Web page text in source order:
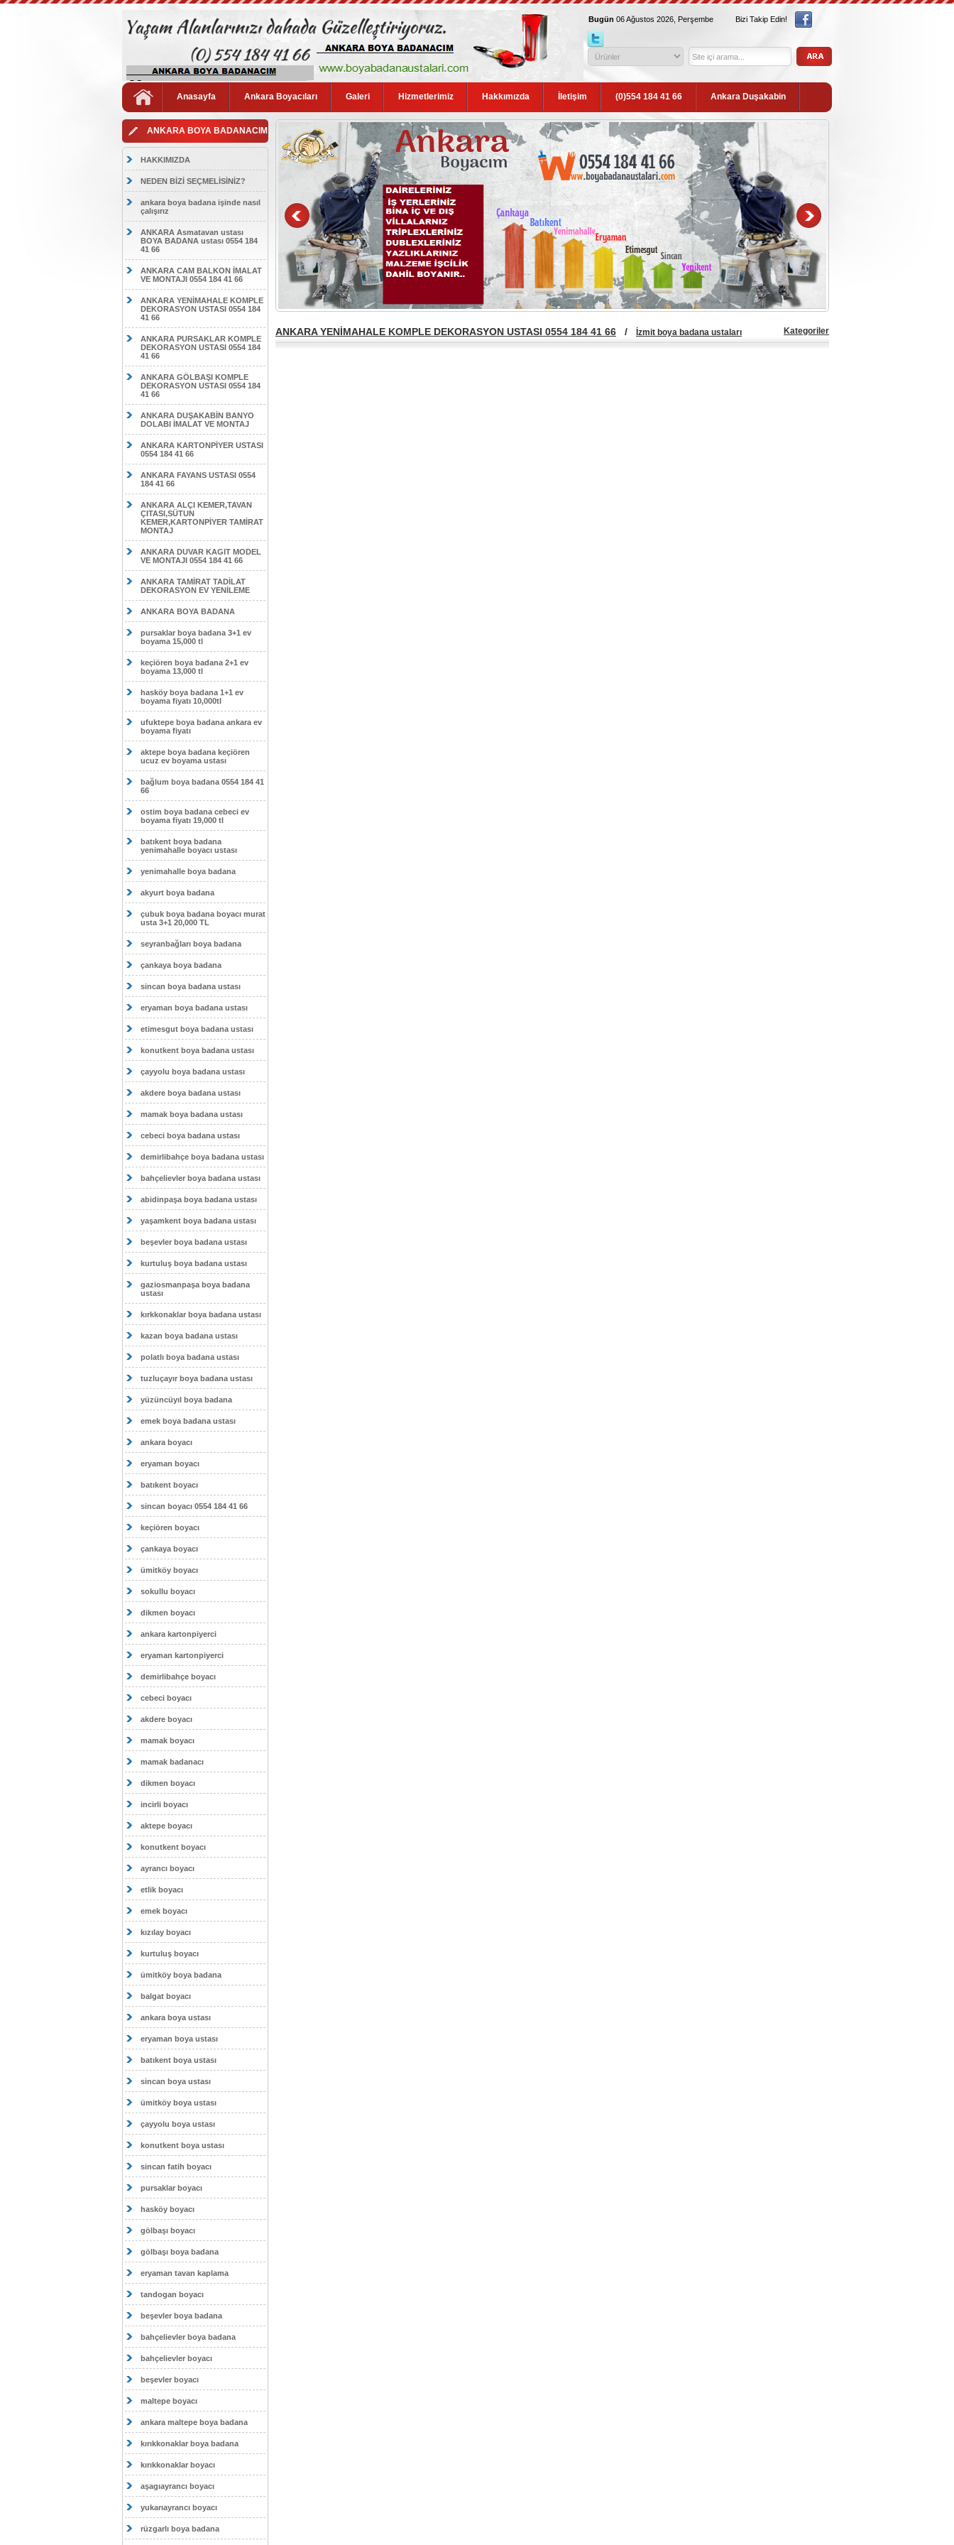
Bugün 06 Ağustos 2026, Perşembe Bizi Takip Edin!
Anasayfa Ankara Boyacıları Galeri Hizmetlerimiz Hakkımızda İletişim (0)554 184 41 66 Ankara Duşakabin
ANKARA BOYA BADANACIM
HAKKIMIZDA
NEDEN BİZİ SEÇMELİSİNİZ?
ankara boya badana işinde nasıl
çalışırız
ANKARA Asmatavan ustası
BOYA BADANA ustası 0554 184
41 66
ANKARA CAM BALKON İMALAT
VE MONTAJI 0554 184 41 66
ANKARA YENİMAHALE KOMPLE
DEKORASYON USTASI 0554 184
41 66
ANKARA PURSAKLAR KOMPLE
DEKORASYON USTASI 0554 184
41 66
ANKARA GÖLBAŞI KOMPLE
DEKORASYON USTASI 0554 184
41 66
ANKARA DUŞAKABİN BANYO
DOLABI İMALAT VE MONTAJ
ANKARA KARTONPİYER USTASI
0554 184 41 66
ANKARA FAYANS USTASI 0554
184 41 66
ANKARA ALÇI KEMER,TAVAN
ÇITASI,SÜTUN
KEMER,KARTONPİYER TAMİRAT
MONTAJ
ANKARA DUVAR KAGIT MODEL
VE MONTAJI 0554 184 41 66
ANKARA TAMİRAT TADİLAT
DEKORASYON EV YENİLEME
ANKARA BOYA BADANA
pursaklar boya badana 3+1 ev
boyama 15,000 tl
keçiören boya badana 2+1 ev
boyama 13,000 tl
hasköy boya badana 1+1 ev
boyama fiyatı 10,000tl
ufuktepe boya badana ankara ev
boyama fiyatı
aktepe boya badana keçiören
ucuz ev boyama ustası
bağlum boya badana 0554 184 41
66
ostim boya badana cebeci ev
boyama fiyatı 19,000 tl
batıkent boya badana
yenimahalle boyacı ustası
yenimahalle boya badana
akyurt boya badana
çubuk boya badana boyacı murat
usta 3+1 20,000 TL
seyranbağları boya badana
çankaya boya badana
sincan boya badana ustası
eryaman boya badana ustası
etimesgut boya badana ustası
konutkent boya badana ustası
çayyolu boya badana ustası
akdere boya badana ustası
mamak boya badana ustası
cebeci boya badana ustası
demirlibahçe boya badana ustası
bahçelievler boya badana ustası
abidinpaşa boya badana ustası
yaşamkent boya badana ustası
beşevler boya badana ustası
kurtuluş boya badana ustası
gaziosmanpaşa boya badana
ustası
kırkkonaklar boya badana ustası
kazan boya badana ustası
polatlı boya badana ustası
tuzluçayır boya badana ustası
yüzüncüyıl boya badana
emek boya badana ustası
ankara boyacı
eryaman boyacı
batıkent boyacı
sincan boyacı 0554 184 41 66
keçiören boyacı
çankaya boyacı
ümitköy boyacı
sokullu boyacı
dikmen boyacı
ankara kartonpiyerci
eryaman kartonpiyerci
demirlibahçe boyacı
cebeci boyacı
akdere boyacı
mamak boyacı
mamak badanacı
dikmen boyacı
incirli boyacı
aktepe boyacı
konutkent boyacı
ayrancı boyacı
etlik boyacı
emek boyacı
kızılay boyacı
kurtuluş boyacı
ümitköy boya badana
balgat boyacı
ankara boya ustası
eryaman boya ustası
batıkent boya ustası
sincan boya ustası
ümitköy boya ustası
çayyolu boya ustası
konutkent boya ustası
sincan fatih boyacı
pursaklar boyacı
hasköy boyacı
gölbaşı boyacı
gölbaşı boya badana
eryaman tavan kaplama
tandogan boyacı
beşevler boya badana
bahçelievler boya badana
bahçelievler boyacı
beşevler boyacı
maltepe boyacı
ankara maltepe boya badana
kırıkkonaklar boya badana
kırıkkonaklar boyacı
aşagıayrancı boyacı
yukarıayrancı boyacı
rüzgarlı boya badana
ANKARA YENİMAHALE KOMPLE DEKORASYON USTASI 0554 184 41 66 / İzmit boya badana ustaları Kategoriler